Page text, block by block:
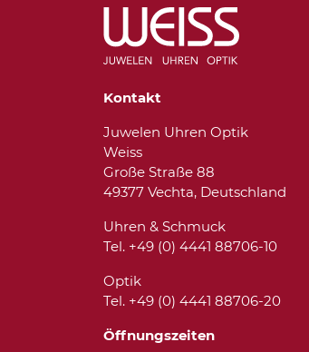
Kontakt
Juwelen Uhren Optik
Weiss
Große Straße 88
49377 Vechta, Deutschland
Uhren & Schmuck
Tel. +49 (0) 4441 88706-10
Optik
Tel. +49 (0) 4441 88706-20
Öffnungszeiten